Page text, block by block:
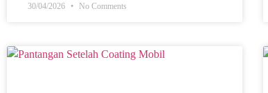
30/04/2026 No Comments